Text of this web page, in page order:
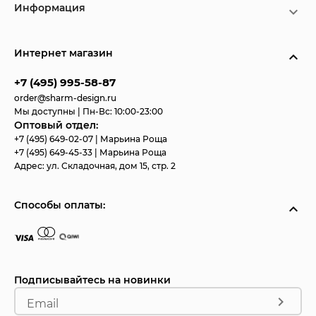
Информация
Интернет магазин
+7 (495) 995-58-87
order@sharm-design.ru
Мы доступны | Пн-Вс: 10:00-23:00
Оптовый отдел:
+7 (495) 649-02-07 | Марьина Роща
+7 (495) 649-45-33 | Марьина Роща
Адрес: ул. Складочная, дом 15, стр. 2
Способы оплаты:
Подписывайтесь на новинки
Email